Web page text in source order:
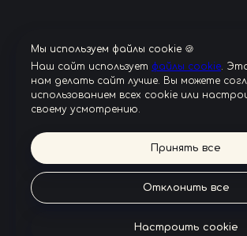
ИНН: 691103822209, ОГРНИП:
171252, Тверская обл., г. Конаково,
САЙТ НЕ ЯВЛЯЕТСЯ СРЕДСТВОМ МАССОВОЙ
Мы используем файлы cookie 🍪
Наш сайт использует файлы cookie.
нам делать сайт лучше. Вы можете
использованием всех cookie или
своему усмотрению.
Принять все
Отклонить все
Настроить cookie